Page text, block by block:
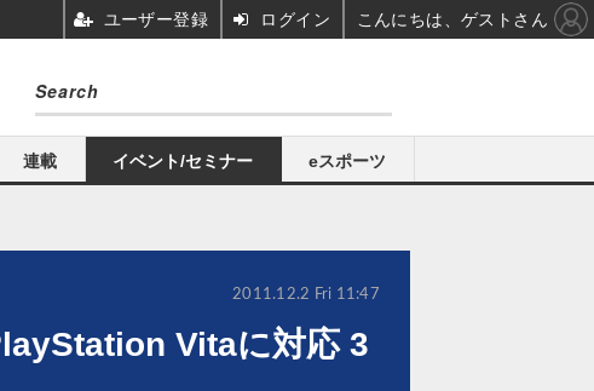
連載 イベント/セミナー eスポーツ
Vitaに対応 3
2011.12.2 Fri 11:47
ユーザー登録 ログイン こんにちは、ゲストさん